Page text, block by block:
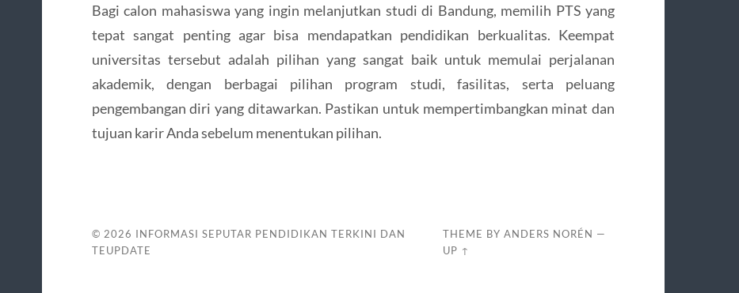
Bagi calon mahasiswa yang ingin melanjutkan studi di Bandung, memilih PTS yang
tepat sangat penting agar bisa mendapatkan pendidikan berkualitas. Keempat
universitas tersebut adalah pilihan yang sangat baik untuk memulai perjalanan
akademik, dengan berbagai pilihan program studi, fasilitas, serta peluang
pengembangan diri yang ditawarkan. Pastikan untuk mempertimbangkan minat dan
tujuan karir Anda sebelum menentukan pilihan.
© 2026 INFORMASI SEPUTAR PENDIDIKAN TERKINI DAN
TEUPDATE
THEME BY ANDERS NORÉN —
UP ↑